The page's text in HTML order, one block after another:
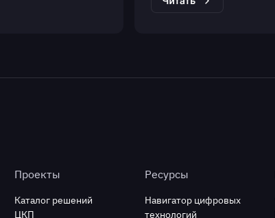
Проекты
Каталог решений
ЦКП
Ресурсы
Навигатор цифровых
технологий